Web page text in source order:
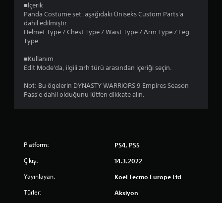
ı
l
z
■İçerik
Panda Costume set, aşağıdaki Üniseks Custom Parts'a
dahil edilmiştir.
Helmet Type / Chest Type / Waist Type / Arm Type / Leg
Type
■Kullanım
Edit Mode'da, ilgili zırh türü arasından içeriği seçin.
Not: Bu ögelerin DYNASTY WARRIORS 9 Empires Season
Pass'e dahil olduğunu lütfen dikkate alın.
Platform: PS4, PS5
Çıkış: 14.3.2022
Yayınlayan: Koei Tecmo Europe Ltd
Türler: Aksiyon